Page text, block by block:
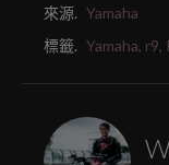
來源. Yamaha
標籤. Yamaha, r9,